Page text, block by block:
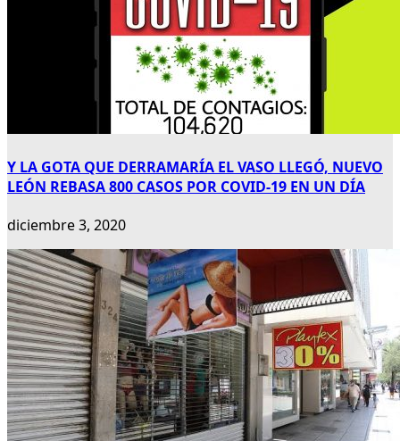
Y LA GOTA QUE DERRAMARÍA EL VASO LLEGÓ, NUEVO
LEÓN REBASA 800 CASOS POR COVID-19 EN UN DÍA
diciembre 3, 2020